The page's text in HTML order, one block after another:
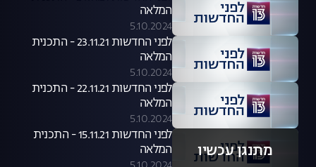
המלאה
5.10.2024
לפני החדשות 23.11.21 - התכנית
המלאה
5.10.2024
לפני החדשות 22.11.21 - התכנית
המלאה
5.10.2024
מתנגן עכשיו
לפני החדשות 15.11.21 - התכנית
המלאה